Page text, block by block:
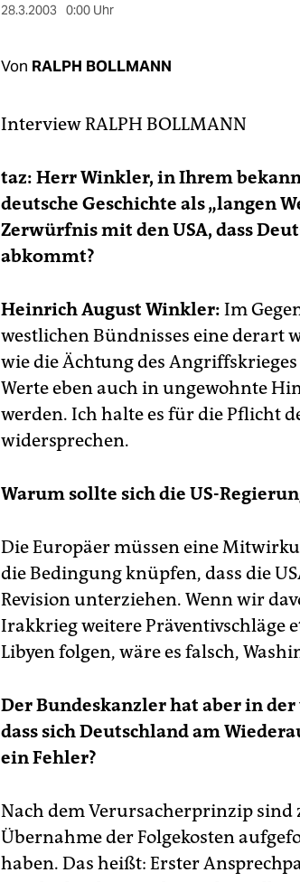
28.3.2003 0:00 Uhr
Von RALPH BOLLMANN
InterviewRALPH BOLLMANN
taz: Herr Winkler, in Ihrem
deutsche Geschichte als „langen
Zerwürfnis mit den USA, dass
abkommt?
Heinrich August Winkler: Im
westlichen Bündnisses eine derart
wie die Ächtung des
Werte eben auch in ungewohnte
werden. Ich halte es für die Pflicht
widersprechen.
Warum sollte sich die US-
Die Europäer müssen eine
die Bedingung knüpfen, dass die
Revision unterziehen. Wenn wir
Irakkrieg weitere Präventivschläge
Libyen folgen, wäre es falsch,
Der Bundeskanzler hat aber in
dass sich Deutschland am
ein Fehler?
Nach dem Verursacherprinzip
Übernahme der Folgekosten
haben. Das heißt: Erster